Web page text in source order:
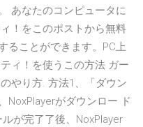
あなたのコンピュータに
！をこのポストから無料
ることができます。PC上
ィ！を使うこの方法 ガー
やり方. 方法1、「ダウン
NoxPlayerがダウンロー ド
が完了了後、NoxPlayer